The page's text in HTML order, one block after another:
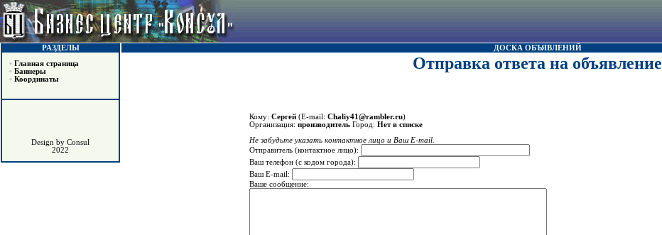
РАЗДЕЛЫ
• Главная страница
• Баннеры
• Координаты
Design by Consul
2022
ДОСКА ОБЪЯВЛЕНИЙ
Отправка ответа на объявление
Кому: Сергей(E-mail: Chaliy41@rambler.ru)
Организация: производительГород: Нет в списке
Не забудьте указать контактное лицо и Ваш E-mail.
Отправитель (контактное лицо):
Ваш телефон (с кодом города):
Ваш E-mail:
Ваше сообщение: